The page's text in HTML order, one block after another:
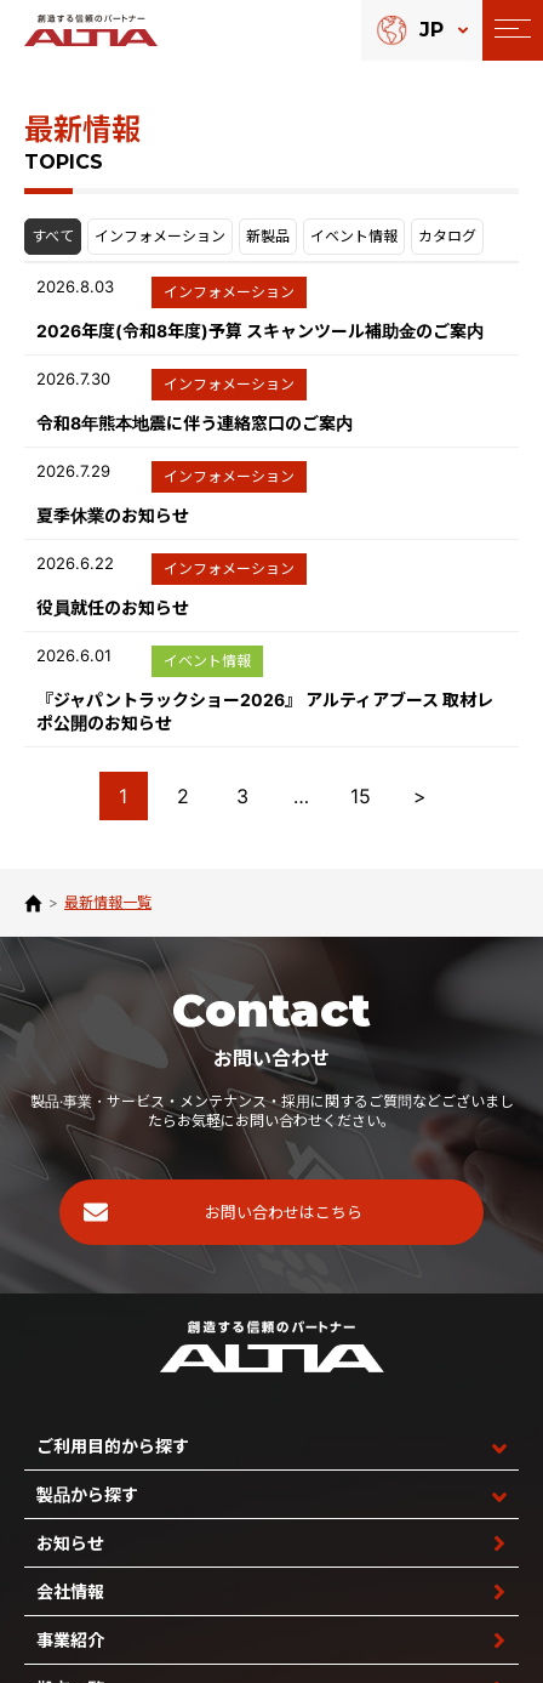
JP
最新情報
TOPICS
すべて インフォメーション 新製品 イベント情報 カタログ
2026.8.03 インフォメーション
2026年度(令和8年度)予算 スキャンツール補助金のご案内
2026.7.30 インフォメーション
令和8年熊本地震に伴う連絡窓口のご案内
2026.7.29 インフォメーション
夏季休業のお知らせ
2026.6.22 インフォメーション
役員就任のお知らせ
2026.6.01 イベント情報
『ジャパントラックショー2026』 アルティアブース 取材レ
ポ公開のお知らせ
1 2 3 … 15 >
> 最新情報一覧
Contact
お問い合わせ
製品·事業・サービス・メンテナンス・採用に関するご質問などございまし
たらお気軽にお問い合わせください。
お問い合わせはこちら
ご利用目的から探す
製品から探す
お知らせ
会社情報
事業紹介